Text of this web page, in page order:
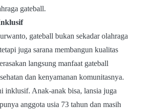
gateball.
gateball bukan sekadar olahraga
juga sarana membangun kualitas
langsung manfaat gateball
dan kenyamanan komunitasnya.
inklusif. Anak-anak bisa, lansia juga
anggota usia 73 tahun dan masih